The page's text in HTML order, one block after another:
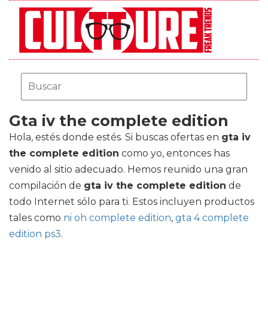
Gta iv the complete edition
Hola, estés donde estés. Si buscas ofertas en gta iv
the complete edition como yo, entonces has
venido al sitio adecuado. Hemos reunido una gran
compilación de gta iv the complete edition de
todo Internet sólo para ti. Estos incluyen productos
tales como ni oh complete edition, gta 4 complete
edition ps3.